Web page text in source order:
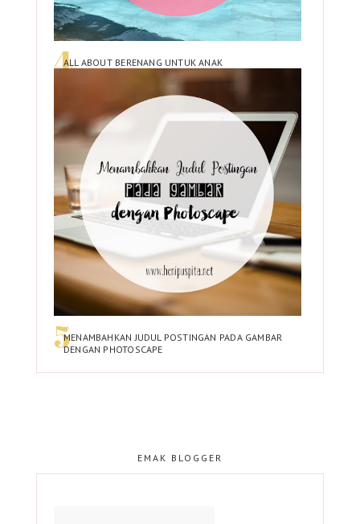
ALL ABOUT BERENANG UNTUK ANAK
MENAMBAHKAN JUDUL POSTINGAN PADA GAMBAR
DENGAN PHOTOSCAPE
EMAK BLOGGER